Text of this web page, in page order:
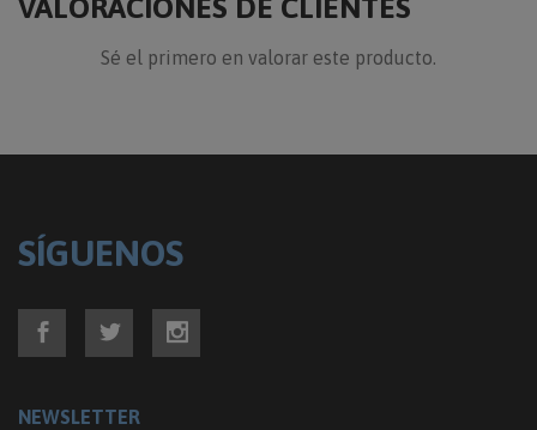
VALORACIONES DE CLIENTES
Sé el primero en valorar este producto.
SÍGUENOS
NEWSLETTER